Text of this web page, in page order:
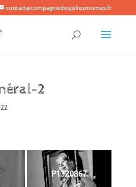
contact@compagniedesjoliesmomes.fr
2
P1320867